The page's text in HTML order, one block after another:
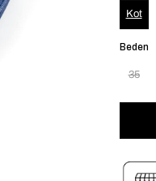
Kot
Beden
35